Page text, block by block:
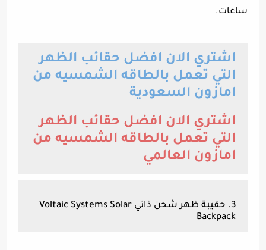
ساعات.
اشتري الان افضل حقائب الظهر
التي تعمل بالطاقه الشمسيه من
امازون السعودية
اشتري الان افضل حقائب الظهر
التي تعمل بالطاقه الشمسيه من
امازون العالمي
3. حقيبة ظهر شحن ذاتي Voltaic Systems Solar
Backpack